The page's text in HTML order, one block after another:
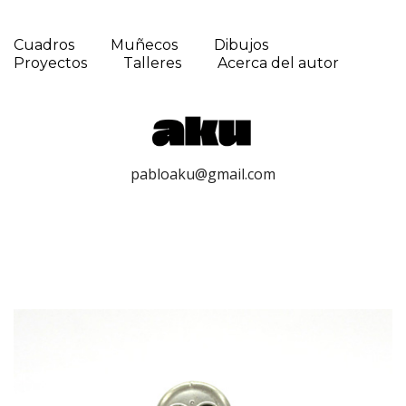
Cuadros Muñecos
Dibujos
Proyectos
Talleres Acerca del autor
pabloaku@gmail.com